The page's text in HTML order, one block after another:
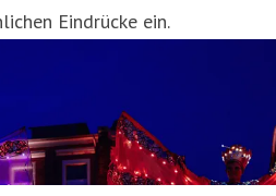
Eindrücke ein.